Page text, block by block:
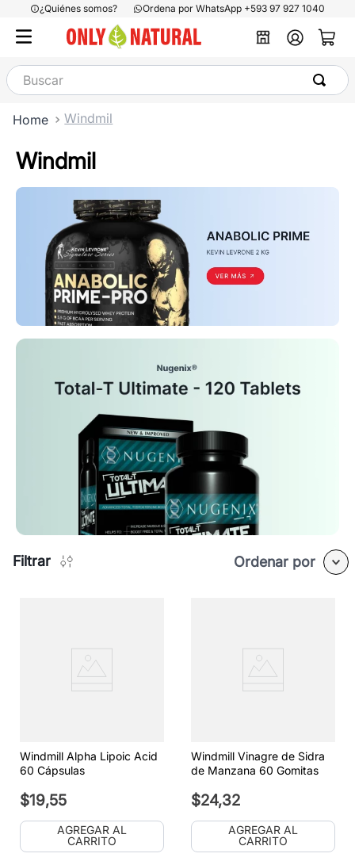
¿Quiénes somos? Ordena por WhatsApp +593 97 927 1040
Buscar
Windmil
Windmil
Filtrar Ordenar por
Windmill Alpha Lipoic Acid
60 Cápsulas
$19,55
AGREGAR AL
CARRITO
Windmill Vinagre de Sidra
de Manzana 60 Gomitas
$24,32
AGREGAR AL
CARRITO